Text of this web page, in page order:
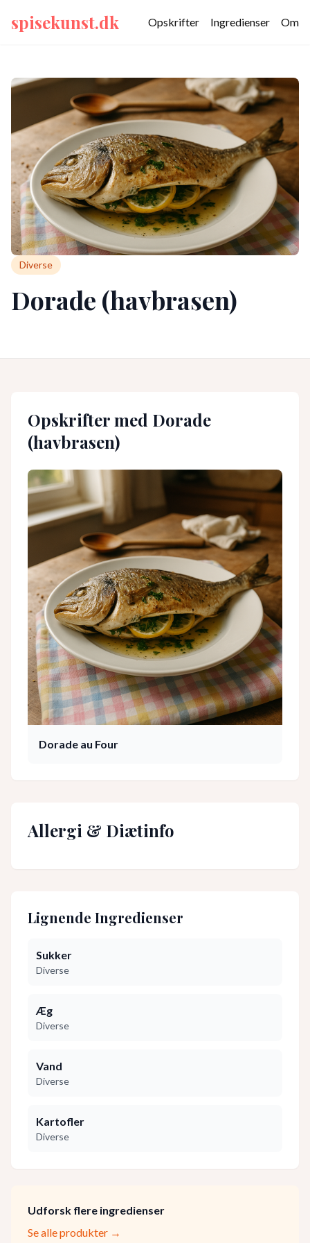
spisekunst.dk Opskrifter Ingredienser Om
Diverse
Dorade (havbrasen)
Opskrifter med Dorade
(havbrasen)
Dorade au Four
Allergi & Diætinfo
Lignende Ingredienser
Sukker
Diverse
Æg
Diverse
Vand
Diverse
Kartofler
Diverse
Udforsk flere ingredienser
Se alle produkter →